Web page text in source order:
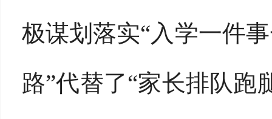
极谋划落实“入学一件
路”代替了“家长排队跑